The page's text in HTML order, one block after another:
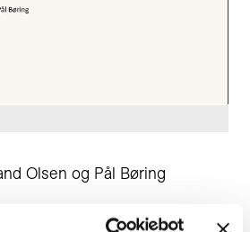
Olsen og Pål Børing